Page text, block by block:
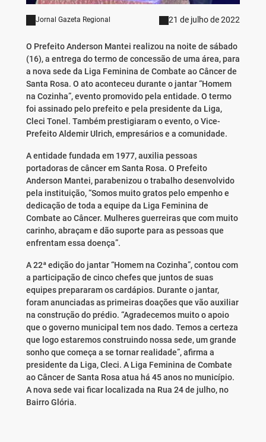
Jornal Gazeta Regional 21 de julho de 2022
O Prefeito Anderson Mantei realizou na noite de sábado
(16), a entrega do termo de concessão de uma área, para
a nova sede da Liga Feminina de Combate ao Câncer de
Santa Rosa. O ato aconteceu durante o jantar “Homem
na Cozinha”, evento promovido pela entidade. O termo
foi assinado pelo prefeito e pela presidente da Liga,
Cleci Tonel. Também prestigiaram o evento, o Vice-
Prefeito Aldemir Ulrich, empresários e a comunidade.
A entidade fundada em 1977, auxilia pessoas
portadoras de câncer em Santa Rosa. O Prefeito
Anderson Mantei, parabenizou o trabalho desenvolvido
pela instituição, “Somos muito gratos pelo empenho e
dedicação de toda a equipe da Liga Feminina de
Combate ao Câncer. Mulheres guerreiras que com muito
carinho, abraçam e dão suporte para as pessoas que
enfrentam essa doença”.
A 22ª edição do jantar “Homem na Cozinha”, contou com
a participação de cinco chefes que juntos de suas
equipes prepararam os cardápios. Durante o jantar,
foram anunciadas as primeiras doações que vão auxiliar
na construção do prédio. “Agradecemos muito o apoio
que o governo municipal tem nos dado. Temos a certeza
que logo estaremos construindo nossa sede, um grande
sonho que começa a se tornar realidade”, afirma a
presidente da Liga, Cleci. A Liga Feminina de Combate
ao Câncer de Santa Rosa atua há 45 anos no município.
A nova sede vai ficar localizada na Rua 24 de julho, no
Bairro Glória.